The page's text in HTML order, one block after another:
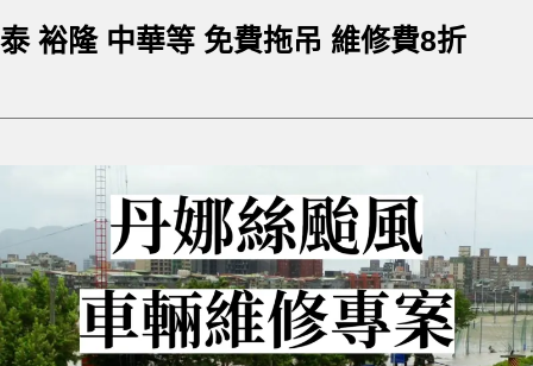
泰 裕隆 中華等 免費拖吊 維修費8折